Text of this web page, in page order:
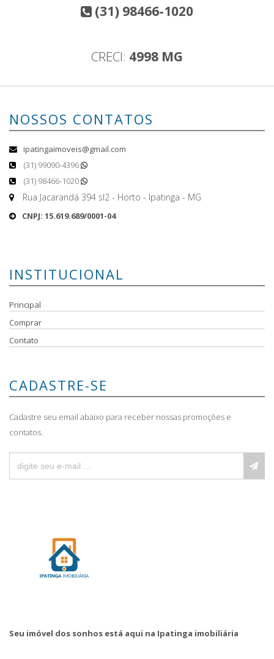
(31) 98466-1020
CRECI: 4998 MG
NOSSOS CONTATOS
ipatingaimoveis@gmail.com
(31) 99090-4396
(31) 98466-1020
Rua Jacarandá 394 sl2 - Horto - Ipatinga - MG
CNPJ: 15.619.689/0001-04
INSTITUCIONAL
Principal
Comprar
Contato
CADASTRE-SE
Cadastre seu email abaixo para receber nossas promoções e
contatos.
Seu imóvel dos sonhos está aqui na Ipatinga imobiliária